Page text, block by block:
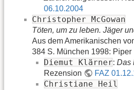
06.10.2004
Christopher McGowan
Töten, um zu leben. Jäger
Aus dem Amerikanischen
384 S. München 1998: Piper
Diemut Klärner: Das
Rezension
FAZ
Christiane Heil